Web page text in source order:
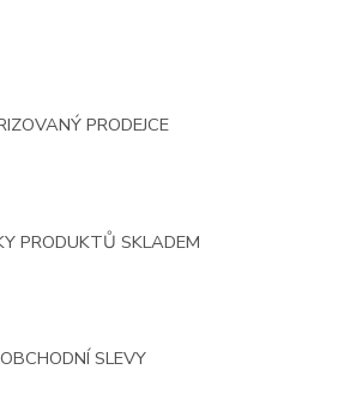
PRODEJCE
PRODUKTŮ SKLADEM
SLEVY